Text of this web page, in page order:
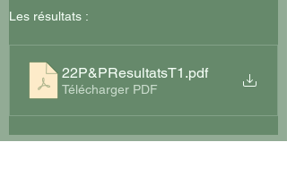
Les résultats :
22P&PResultatsT1 .pdf
Télécharger PDF